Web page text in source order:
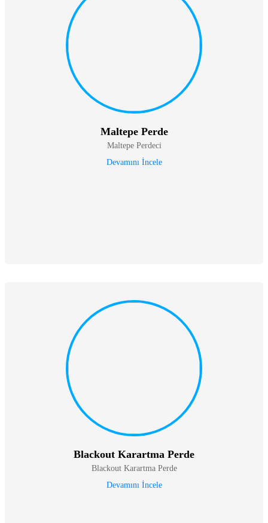
Maltepe Perde
Maltepe Perdeci
Devamını İncele
Blackout Karartma Perde
Blackout Karartma Perde
Devamını İncele